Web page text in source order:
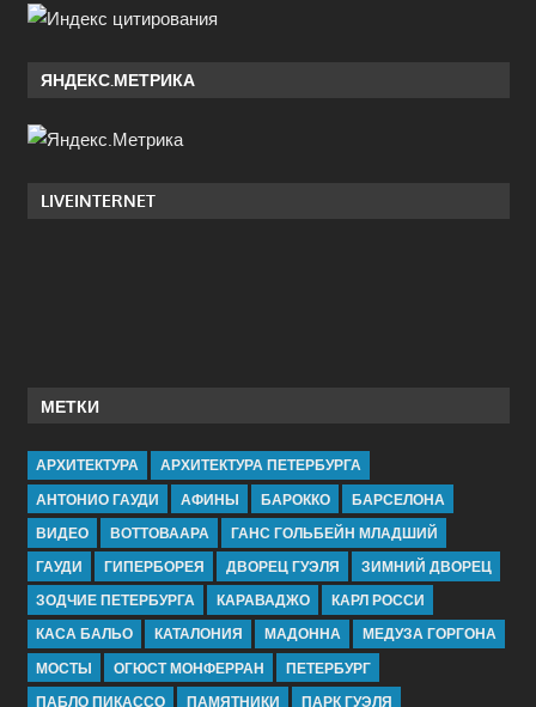
ЯНДЕКС.МЕТРИКА
LIVEINTERNET
МЕТКИ
АРХИТЕКТУРА
АРХИТЕКТУРА ПЕТЕРБУРГА
АНТОНИО ГАУДИ
АФИНЫ БАРОККО
БАРСЕЛОНА
ВИДЕО
ВОТТОВААРА
ГАНС ГОЛЬБЕЙН МЛАДШИЙ
ГАУДИ
ГИПЕРБОРЕЯ ДВОРЕЦ ГУЭЛЯ
ЗИМНИЙ ДВОРЕЦ
ЗОДЧИЕ ПЕТЕРБУРГА
КАРАВАДЖО
КАРЛ РОССИ
КАСА БАЛЬО
КАТАЛОНИЯ МАДОННА
МЕДУЗА ГОРГОНА
МОСТЫ
ОГЮСТ МОНФЕРРАН
ПЕТЕРБУРГ
ПАБЛО ПИКАССО
ПАМЯТНИКИ ПАРК ГУЭЛЯ